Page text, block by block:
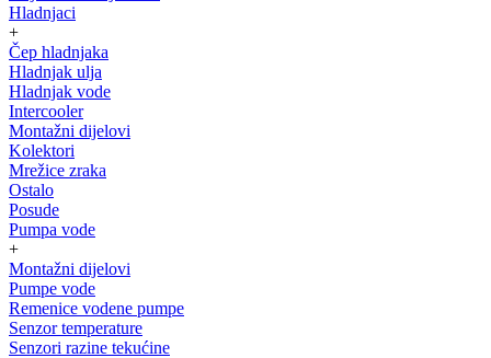
Hladnjaci
+
Čep hladnjaka
Hladnjak ulja
Hladnjak vode
Intercooler
Montažni dijelovi
Kolektori
Mrežice zraka
Ostalo
Posude
Pumpa vode
+
Montažni dijelovi
Pumpe vode
Remenice vodene pumpe
Senzor temperature
Senzori razine tekućine